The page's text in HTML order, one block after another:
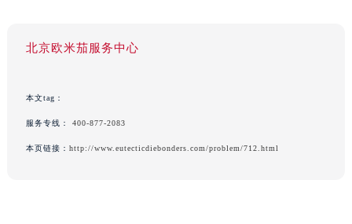
北京欧米茄服务中心
本文tag：
服务专线： 400-877-2083
本页链接： http://www.eutecticdiebonders.com/problem/712.html